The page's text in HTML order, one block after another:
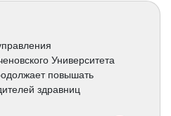
Университета
повышать
здравниц